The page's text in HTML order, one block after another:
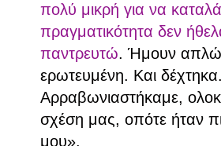
πολύ μικρή για να
πραγματικότητα δεν
παντρευτώ. Ήμουν
ερωτευμένη. Και δέχτηκα.
Αρραβωνιαστήκαμε,
σχέση μας, οπότε ήταν
μου».